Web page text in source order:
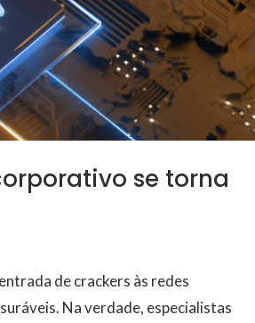
se torna
de crackers às redes
Na verdade, especialistas